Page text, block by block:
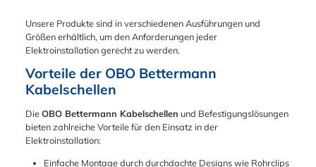
Unsere Produkte sind in verschiedenen Ausführungen und
Größen erhältlich, um den Anforderungen jeder
Elektroinstallation gerecht zu werden.
Vorteile der OBO Bettermann
Kabelschellen
DieOBO Bettermann Kabelschellen und Befestigungslösungen
bieten zahlreiche Vorteile für den Einsatz in der
Elektroinstallation:
Einfache Montage durch durchdachte Designs wie Rohrclips